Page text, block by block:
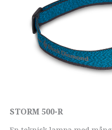
STORM 500-R